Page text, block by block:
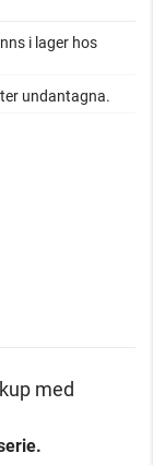
i lager hos
undantagna.
med